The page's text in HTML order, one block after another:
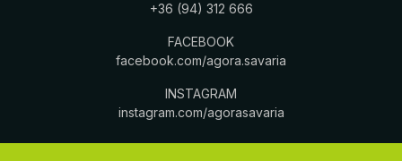
+36 (94) 312 666
FACEBOOK
facebook.com/agora.savaria
INSTAGRAM
instagram.com/agorasavaria